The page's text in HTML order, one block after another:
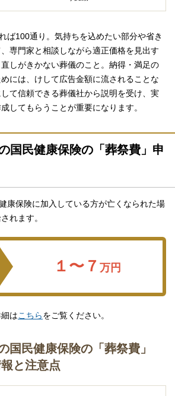
ば100通り。気持ちを込めたい部分や省き
専門家と相談しながら適正価格を見出す
しがきかない葬儀のこと。納得・満足の
には、けして広告金額に流されることな
て信頼できる葬儀社から説明を受け、実
してもらうことが重要になります。
国民健康保険の「葬祭費」申
康保険に加入している方が亡くなられた場
れます。
１〜７万円
はこちらをご覧ください。
国民健康保険の「葬祭費」
と注意点